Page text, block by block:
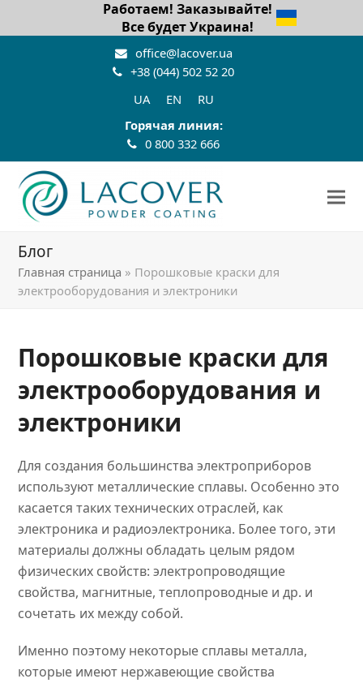
Работаем! Заказывайте!
Все будет Украина!
office@lacover.ua
+38 (044) 502 52 20
UA
EN
RU
Горячая линия:
0 800 332 666
Блог
Главная страница » Порошковые краски для
электрооборудования и электроники
Порошковые краски для
электрооборудования и
электроники
Для создания большинства электроприборов
используют металлические сплавы. Особенно это
касается таких технических отраслей, как
электроника и радиоэлектроника. Более того, эти
материалы должны обладать целым рядом
физических свойств: электропроводящие
свойства, магнитные, теплопроводные и др. и
сочетать их между собой.
Именно поэтому некоторые сплавы металла,
которые имеют нержавеющие свойства